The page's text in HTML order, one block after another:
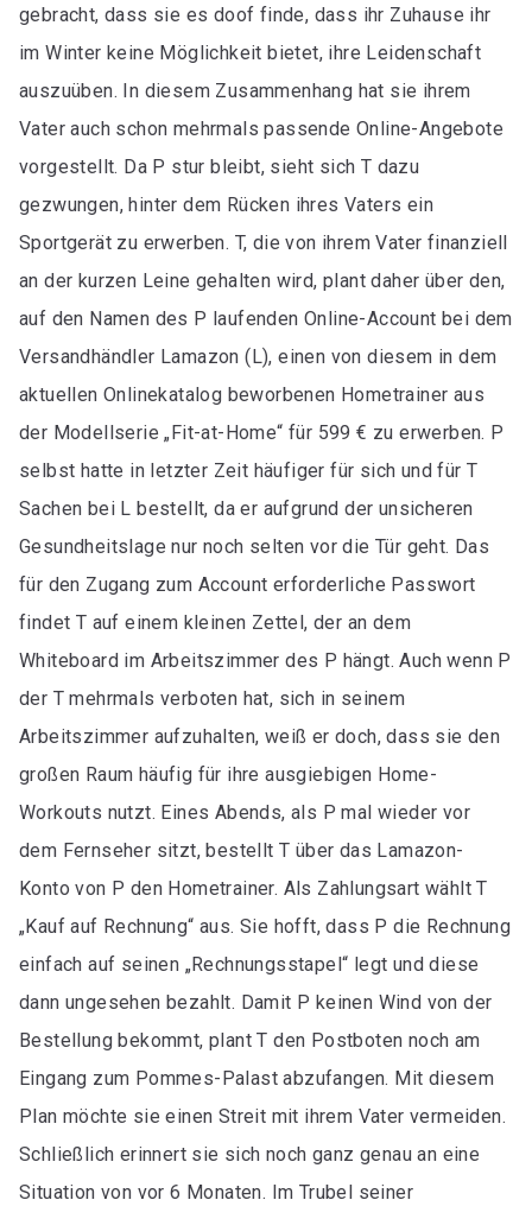
gebracht, dass sie es doof finde, dass ihr Zuhause ihr
im Winter keine Möglichkeit bietet, ihre Leidenschaft
auszuüben. In diesem Zusammenhang hat sie ihrem
Vater auch schon mehrmals passende Online-Angebote
vorgestellt. Da P stur bleibt, sieht sich T dazu
gezwungen, hinter dem Rücken ihres Vaters ein
Sportgerät zu erwerben. T, die von ihrem Vater finanziell
an der kurzen Leine gehalten wird, plant daher über den,
auf den Namen des P laufenden Online-Account bei dem
Versandhändler Lamazon (L), einen von diesem in dem
aktuellen Onlinekatalog beworbenen Hometrainer aus
der Modellserie „Fit-at-Home“ für 599 € zu erwerben. P
selbst hatte in letzter Zeit häufiger für sich und für T
Sachen bei L bestellt, da er aufgrund der unsicheren
Gesundheitslage nur noch selten vor die Tür geht. Das
für den Zugang zum Account erforderliche Passwort
findet T auf einem kleinen Zettel, der an dem
Whiteboard im Arbeitszimmer des P hängt. Auch wenn P
der T mehrmals verboten hat, sich in seinem
Arbeitszimmer aufzuhalten, weiß er doch, dass sie den
großen Raum häufig für ihre ausgiebigen Home-
Workouts nutzt. Eines Abends, als P mal wieder vor
dem Fernseher sitzt, bestellt T über das Lamazon-
Konto von P den Hometrainer. Als Zahlungsart wählt T
„Kauf auf Rechnung“ aus. Sie hofft, dass P die Rechnung
einfach auf seinen „Rechnungsstapel“ legt und diese
dann ungesehen bezahlt. Damit P keinen Wind von der
Bestellung bekommt, plant T den Postboten noch am
Eingang zum Pommes-Palast abzufangen. Mit diesem
Plan möchte sie einen Streit mit ihrem Vater vermeiden.
Schließlich erinnert sie sich noch ganz genau an eine
Situation von vor 6 Monaten. Im Trubel seiner